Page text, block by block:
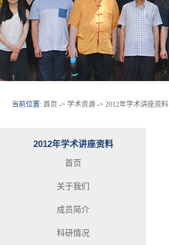
当前位置: 首页 -> 学术资源 -> 2012年学术讲座资料
2012年学术讲座资料
首页
关于我们
成员简介
科研情况